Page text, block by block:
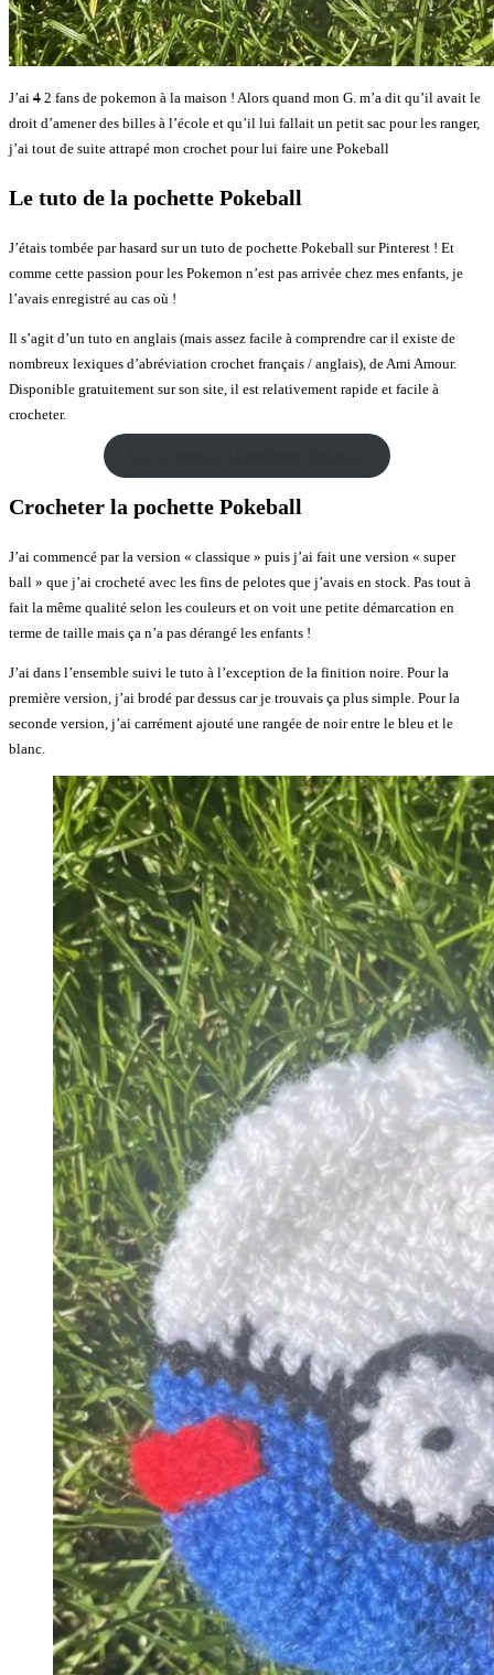
J’ai 4 2 fans de pokemon à la maison ! Alors quand mon G. m’a dit qu’il avait le
droit d’amener des billes à l’école et qu’il lui fallait un petit sac pour les ranger,
j’ai tout de suite attrapé mon crochet pour lui faire une Pokeball
Le tuto de la pochette Pokeball
J’étais tombée par hasard sur un tuto de pochette Pokeball sur Pinterest ! Et
comme cette passion pour les Pokemon n’est pas arrivée chez mes enfants, je
l’avais enregistré au cas où !
Il s’agit d’un tuto en anglais (mais assez facile à comprendre car il existe de
nombreux lexiques d’abréviation crochet français / anglais), de Ami Amour.
Disponible gratuitement sur son site, il est relativement rapide et facile à
crocheter.
Crocheter la pochette Pokeball
J’ai commencé par la version « classique » puis j’ai fait une version « super
ball » que j’ai crocheté avec les fins de pelotes que j’avais en stock. Pas tout à
fait la même qualité selon les couleurs et on voit une petite démarcation en
terme de taille mais ça n’a pas dérangé les enfants !
J’ai dans l’ensemble suivi le tuto à l’exception de la finition noire. Pour la
première version, j’ai brodé par dessus car je trouvais ça plus simple. Pour la
seconde version, j’ai carrément ajouté une rangée de noir entre le bleu et le
blanc.